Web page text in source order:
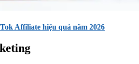
Affiliate hiệu quả năm 2026